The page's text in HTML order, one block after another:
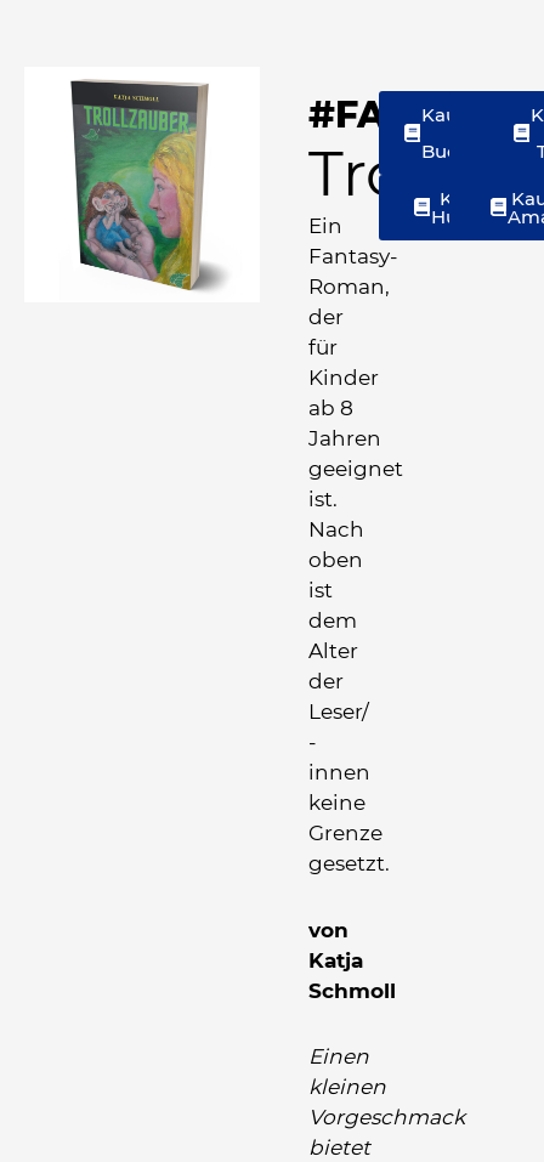
Ein
Fantasy-
Roman,
der
für
Kinder
ab 8
Jahren
geeignet
ist.
Nach
oben
ist
dem
Alter
der
Leser/
-
innen
keine
Grenze
gesetzt.
von
Katja
Schmoll
Einen
kleinen
Vorgeschmack
bietet
Kaufen im
Buchshop
Kaufen bei
Hugendubel